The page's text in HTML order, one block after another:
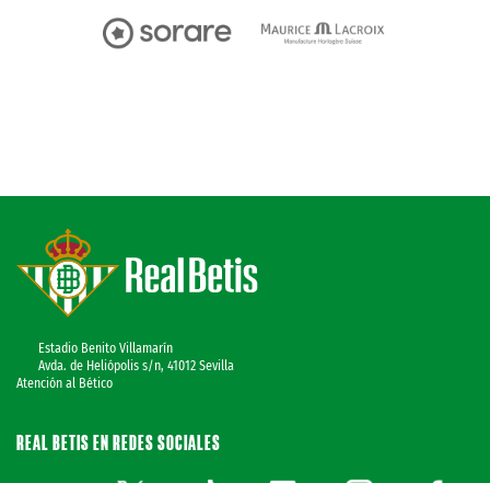
Estadio Benito Villamarín
Avda. de Heliópolis s/n, 41012 Sevilla
Atención al Bético
REAL BETIS EN REDES SOCIALES